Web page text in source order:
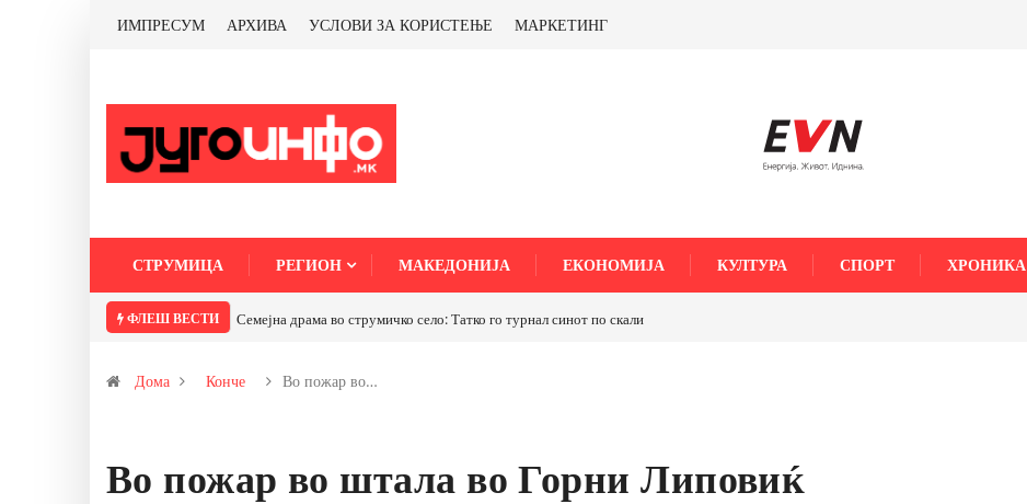
ИМПРЕСУМ АРХИВА УСЛОВИ ЗА КОРИСТЕЊЕ МАРКЕТИНГ
СТРУМИЦА РЕГИОН МАКЕДОНИЈА ЕКОНОМИЈА КУЛТУРА СПОРТ ХРОНИКА
ФЛЕШ ВЕСТИСемејна драма во струмичко село: Татко го турнал синот по скалиТРАМП НАРЕДИ ВОЈСКАТА ДА КОРИСТИ МЕТАЛИ САМО ОД
Дома Конче Во пожар во…
Во пожар во штала во Горни Липовиќ